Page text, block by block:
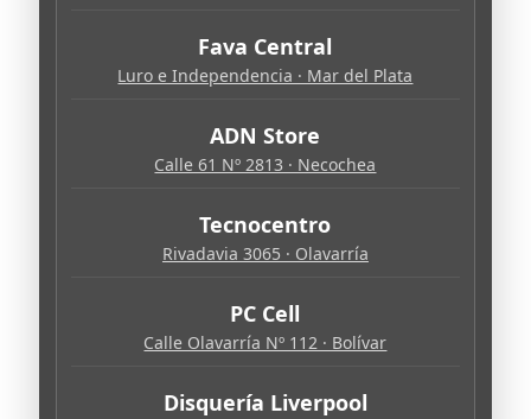
Fava Central
Luro e Independencia · Mar del Plata
ADN Store
Calle 61 Nº 2813 · Necochea
Tecnocentro
Rivadavia 3065 · Olavarría
PC Cell
Calle Olavarría Nº 112 · Bolívar
Disquería Liverpool